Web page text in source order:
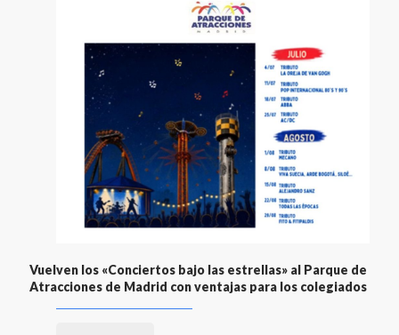
Vuelven los «Conciertos bajo las estrellas» al Parque de
Atracciones de Madrid con ventajas para los colegiados